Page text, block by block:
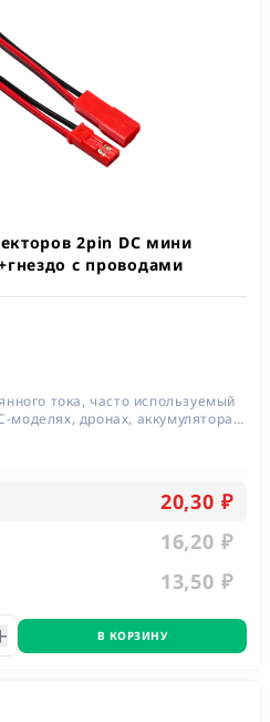
2pin DC мини
с проводами
тока, часто используемый
моделях, дронах, аккумуляторах
20,30 ₽
16,20 ₽
13,50 ₽
В КОРЗИНУ